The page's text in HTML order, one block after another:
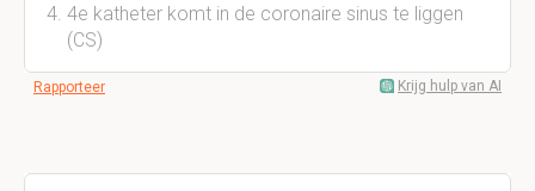
4e katheter komt in de coronaire sinus te liggen
(CS)
Rapporteer Krijg hulp van AI